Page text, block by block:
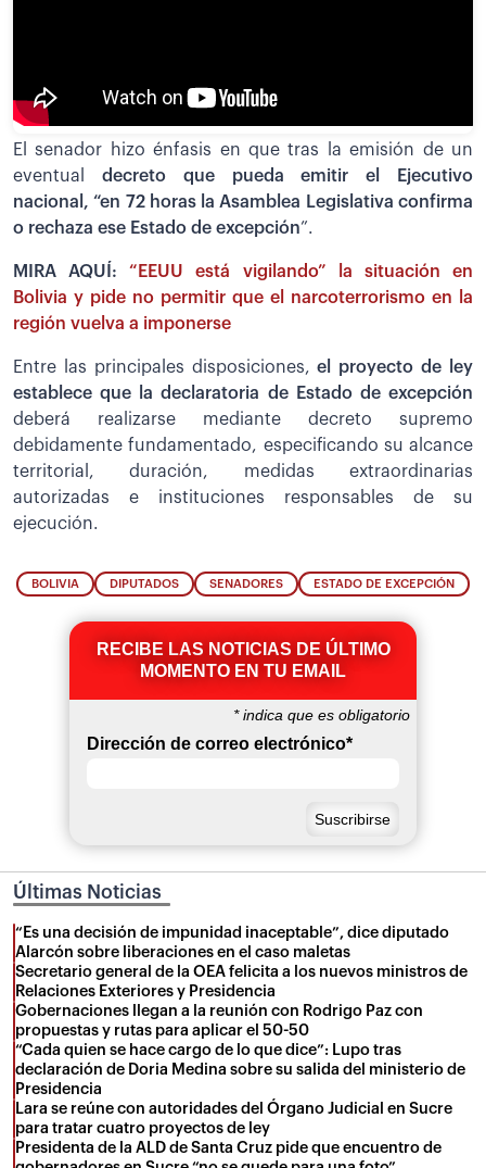
El senador hizo énfasis en que tras la emisión de un
eventual decreto que pueda emitir el Ejecutivo
nacional, “en 72 horas la Asamblea Legislativa confirma
o rechaza ese Estado de excepción”.
MIRA AQUÍ:“EEUU está vigilando” la situación en
Bolivia y pide no permitir que el narcoterrorismo en la
región vuelva a imponerse
Entre las principales disposiciones, el proyecto de ley
establece que la declaratoria de Estado de excepción
deberá realizarse mediante decreto supremo
debidamente fundamentado, especificando su alcance
territorial, duración, medidas extraordinarias
autorizadas e instituciones responsables de su
ejecución.
BOLIVIA DIPUTADOS SENADORES ESTADO DE EXCEPCIÓN
RECIBE LAS NOTICIAS DE ÚLTIMO
MOMENTO EN TU EMAIL
*indica que es obligatorio
Dirección de correo electrónico*
Últimas Noticias
“Es una decisión de impunidad inaceptable”, dice diputado
Alarcón sobre liberaciones en el caso maletas
Secretario general de la OEA felicita a los nuevos ministros de
Relaciones Exteriores y Presidencia
Gobernaciones llegan a la reunión con Rodrigo Paz con
propuestas y rutas para aplicar el 50-50
“Cada quien se hace cargo de lo que dice”: Lupo tras
declaración de Doria Medina sobre su salida del ministerio de
Presidencia
Lara se reúne con autoridades del Órgano Judicial en Sucre
para tratar cuatro proyectos de ley
Presidenta de la ALD de Santa Cruz pide que encuentro de